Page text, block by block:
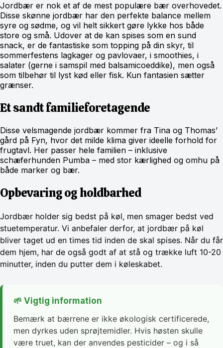
Jordbær er nok et af de mest populære bær overhovedet.
Disse skønne jordbær har den perfekte balance mellem
syre og sødme, og vil helt sikkert gøre lykke hos både
store og små. Udover at de kan spises som en sund
snack, er de fantastiske som topping på din skyr, til
sommerfestens lagkager og pavlovaer, i smoothies, i
salater (gerne i samspil med balsamicoeddike), men også
som tilbehør til lyst kød eller fisk. Kun fantasien sætter
grænser.
Et sandt familieforetagende
Disse velsmagende jordbær kommer fra Tina og Thomas’
gård på Fyn, hvor det milde klima giver ideelle forhold for
frugtavl. Her passer hele familien – inklusive
schæferhunden Pumba – med stor kærlighed og omhu på
både marker og bær.
Opbevaring og holdbarhed
Jordbær holder sig bedst på køl, men smager bedst ved
stuetemperatur. Vi anbefaler derfor, at jordbær på køl
bliver taget ud en times tid inden de skal spises. Når du får
dem hjem, har de også godt af at stå og trække luft 10-20
minutter, inden du putter dem i køleskabet.
🌱 Vigtig information
Bemærk at bærrene er ikke økologisk certificerede,
men dyrkes uden sprøjtemidler. Hvis høsten skulle
være truet, kan der anvendes pesticider – og i så